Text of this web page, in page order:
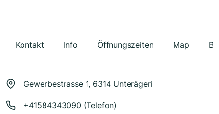
Kontakt Info Öffnungszeiten Map
Gewerbestrasse 1, 6314 Unterägeri
+41584343090 (Telefon)